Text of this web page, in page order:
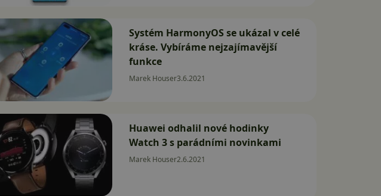
Systém HarmonyOS se ukázal v celé
kráse. Vybíráme nejzajímavější
funkce
Marek Houser3.6.2021
Huawei odhalil nové hodinky
Watch 3 s parádními novinkami
Marek Houser2.6.2021